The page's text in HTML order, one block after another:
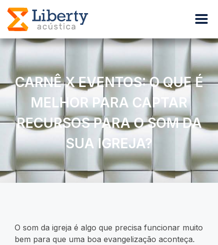
CARNÊ X EVENTOS: O QUE É
MELHOR PARA CAPTAR
RECURSOS PARA O SOM DA
SUA IGREJA?
O som da igreja é algo que precisa funcionar muito
bem para que uma boa evangelização aconteça.